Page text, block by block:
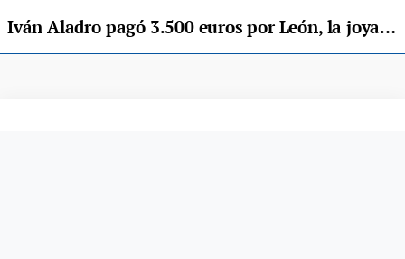
Iván Aladro pagó 3.500 euros por León, la joya de la subasta de Aseamo